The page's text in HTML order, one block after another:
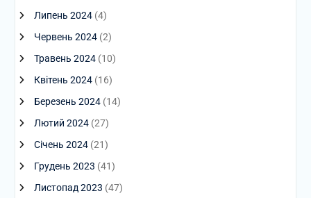
Липень 2024(4)
Червень 2024(2)
Травень 2024(10)
Квітень 2024(16)
Березень 2024(14)
Лютий 2024(27)
Січень 2024(21)
Грудень 2023 (41)
Листопад 2023 (47)